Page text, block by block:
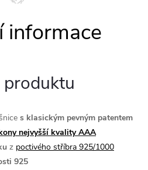
s klasickým pevným patentem
nejvyšší kvality AAA
z poctivého stříbra 925/1000
925